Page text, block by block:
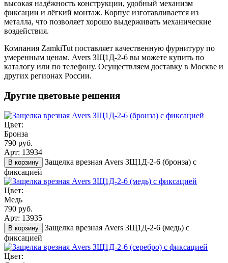
высокая надёжность конструкции, удобный механизм
фиксации и лёгкий монтаж. Корпус изготавливается из
металла, что позволяет хорошо выдерживать механические
воздействия.
Компания ZamkiTut поставляет качественную фурнитуру по
умеренным ценам. Avers ЗЩ1Д-2-6 вы можете купить по
каталогу или по телефону. Осуществляем доставку в Москве и
других регионах России.
Другие цветовые решения
Цвет:
Бронза
790 руб.
Арт: 13934
В корзину
Защелка врезная Avers ЗЩ1Д-2-6 (бронза) с
фиксацией
Цвет:
Медь
790 руб.
Арт: 13935
В корзину
Защелка врезная Avers ЗЩ1Д-2-6 (медь) с
фиксацией
Цвет: